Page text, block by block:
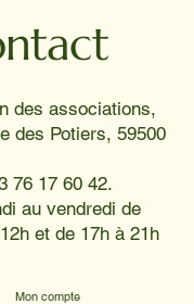
des associations,
des Potiers, 59500
76 17 60 42.
au vendredi de
et de 17h à 21h
Mon compte